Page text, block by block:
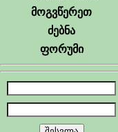
მოგვწერეთ
ძებნა
ფორუმი